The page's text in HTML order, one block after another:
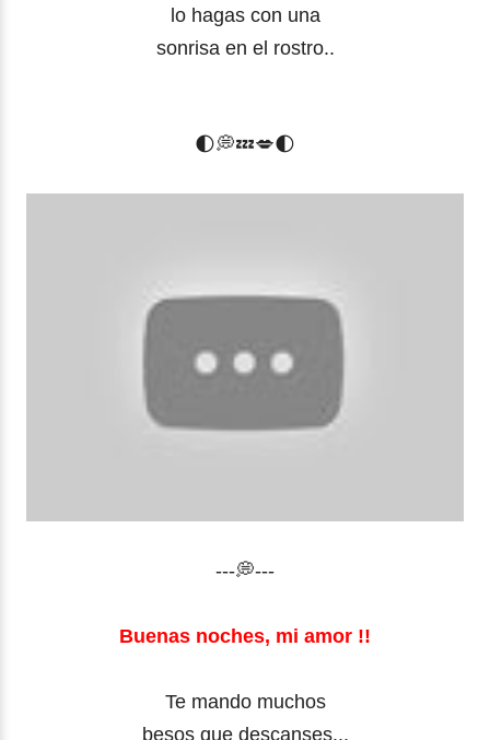
lo hagas con una
sonrisa en el rostro..
🌓💭💤💋🌓
---💭---
Buenas noches, mi amor !!
Te mando muchos
besos que descanses...